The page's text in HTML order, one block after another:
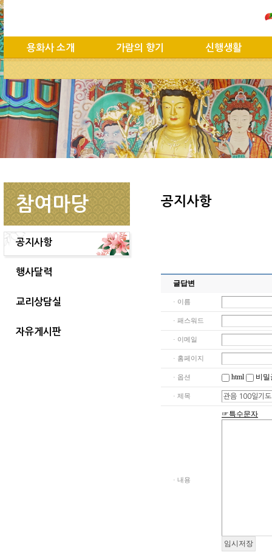
용화사 소개 가람의 향기 신행생활
참여마당
공지사항
행사달력
교리상담실
자유게시판
공지사항
글답변
· 이름
· 패스워드
· 이메일
· 홈페이지
· 옵션 html 비밀
· 제목
· 내용
☞특수문자